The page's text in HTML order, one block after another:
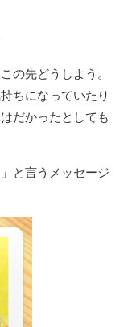
の先どうしよう。
ちになっていたり
だかったとしても
と言うメッセージ